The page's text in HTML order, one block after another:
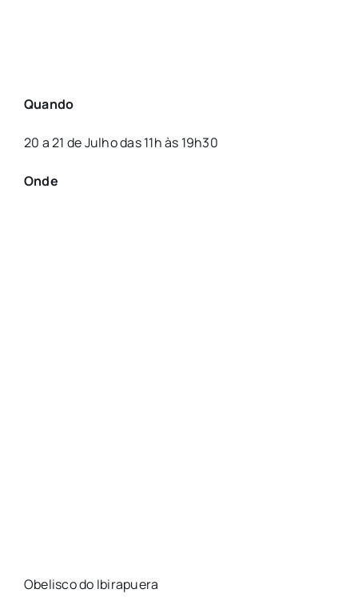
Quando
20 a 21 de Julho das 11h às 19h30
Onde
Obelisco do Ibirapuera